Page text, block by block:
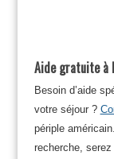
Aide gratuite à
Besoin d’aide
votre séjour ?
périple
recherche,